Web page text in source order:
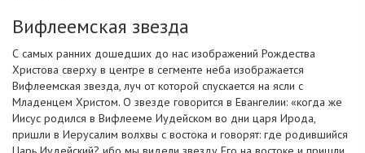
Вифлеемская звезда
С самых ранних дошедших до нас изображений Рождества
Христова сверху в центре в сегменте неба изображается
Вифлеемская звезда, луч от которой спускается на ясли с
Младенцем Христом. О звезде говорится в Евангелии: «когда же
Иисус родился в Вифлееме Иудейском во дни царя Ирода,
пришли в Иерусалим волхвы с востока и говорят: где родившийся